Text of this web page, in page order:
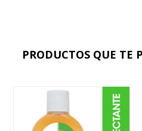
PRODUCTOS QUE TE